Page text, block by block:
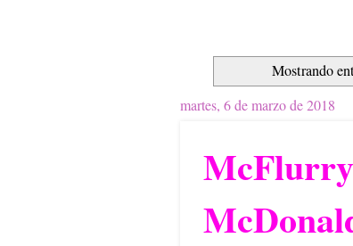
Mostrando
martes, 6 de marzo de 2018
McFlurry